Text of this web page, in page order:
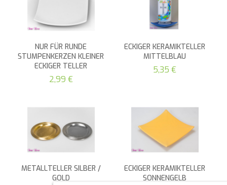
NUR FÜR RUNDE
STUMPENKERZEN KLEINER
ECKIGER TELLER
2,99 €
ECKIGER KERAMIKTELLER
MITTELBLAU
5,35 €
METALLTELLER SILBER /
GOLD
ECKIGER KERAMIKTELLER
SONNENGELB